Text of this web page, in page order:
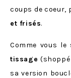
coups de coeur,
et frisés.
Comme vous le
tissage
sa version